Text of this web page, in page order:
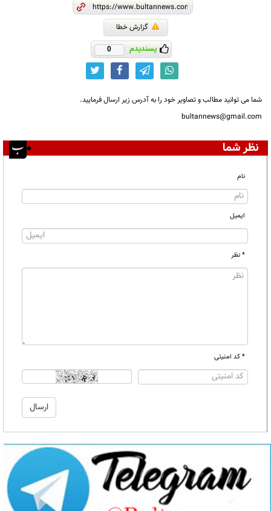
گزارش خطا
پسندیدم 0
شما می توانید مطالب و تصاویر خود را به آدرس زیر ارسال فرمایید.
bultannews@gmail.com
نظر شما
نام
ایمیل
* نظر
* کد امنیتی